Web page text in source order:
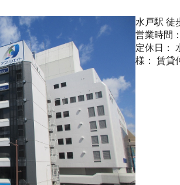
水戸駅 徒
営業時間
定休日：
様： 賃貸